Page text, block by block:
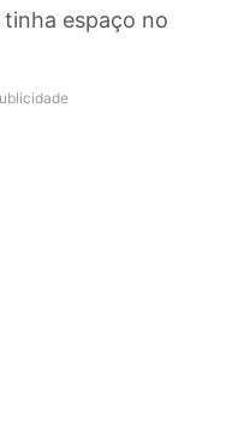
espaço no